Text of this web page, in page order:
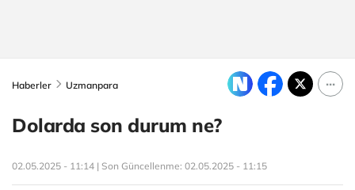
Haberler Uzmanpara
Dolarda son durum ne?
02.05.2025 - 11:14 | Son Güncellenme: 02.05.2025 - 11:15